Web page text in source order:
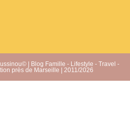
| Blog Famille - Lifestyle - Travel -
près de Marseille | 2011/2026